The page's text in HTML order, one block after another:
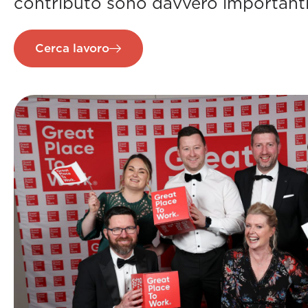
contributo sono davvero
Cerca lavoro